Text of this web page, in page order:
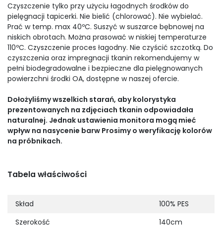
Czyszczenie tylko przy użyciu łagodnych środków do
pielęgnacji tapicerki. Nie bielić (chlorować). Nie wybielać.
Prać w temp. max 40ºC. Suszyć w suszarce bębnowej na
niskich obrotach. Można prasować w niskiej temperaturze
110ºC. Czyszczenie proces łagodny. Nie czyścić szczotką. Do
czyszczenia oraz impregnacji tkanin rekomendujemy w
pełni biodegradowalne i bezpieczne dla pielęgnowanych
powierzchni środki OA, dostępne w naszej ofercie.
Dołożyliśmy wszelkich starań, aby kolorystyka
prezentowanych na zdjęciach tkanin odpowiadała
naturalnej. Jednak ustawienia monitora mogą mieć
wpływ na nasycenie barw Prosimy o weryfikację kolorów
na próbnikach.
Tabela właściwości
Skład
100% PES
Szerokość
140cm